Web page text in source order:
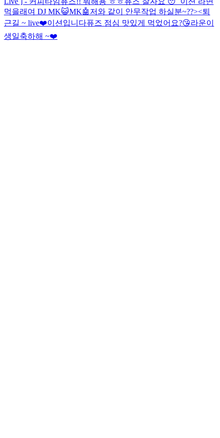
먹을래여 DJ MK😺MK🤖 저와 같이 안무작업 하실분~??><퇴
근길 ~ live❤️이션입니다퓨즈 점심 맛있게 먹었어요?😘라운이
생일축하해 ~❤️